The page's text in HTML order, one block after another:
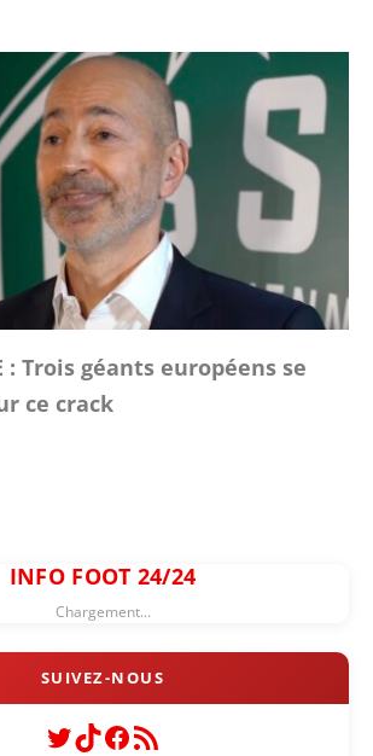
: Trois géants européens se
ce crack
INFO FOOT 24/24
Chargement...
Twitter
TikTok
Facebook
Flux RSS